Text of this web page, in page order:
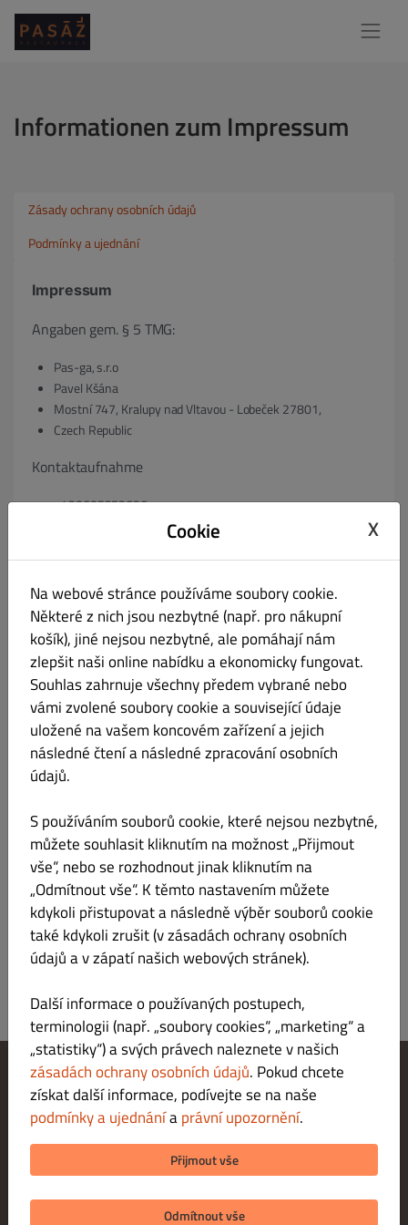
Informationen zum Impressum
Zásady ochrany osobních údajů
Podmínky a ujednání
Impressum
Angaben gem. § 5 TMG:
Pas-ga, s.r.o
Pavel Kšána
Mostní 747, Kralupy nad Vltavou - Lobeček 27801,
Czech Republic
Kontaktaufnahme
+420605253626
pasaz.gastro@seznam.cz
ggf. Registergericht & Registernummer
27174832
ggf. Umsatzsteuer-Identifikationsnummer gem. § 27 a
Umsatzsteuergesetz:
VAT: 27174832
ggf. Geschäftsführer:
Verantwortlicher gemäß § 55 Abs.2 RStV
Plattform der EU-Kommission zur Online-
Streitbeilegung:
https://ec.europa.eu/consumers/odr/main/index.cfm
Změnit nastavení souborů cookie
Kontaktuj nás
Zásady ochrany osobních údajů
Podmínky a ujednání
Právní upozornění
METODY PLATBY PŘI VYZVEDNUTÍ
Cookie X
Na webové stránce používáme soubory cookie.
Některé z nich jsou nezbytné (např. pro nákupní
košík), jiné nejsou nezbytné, ale pomáhají nám
zlepšit naši online nabídku a ekonomicky fungovat.
Souhlas zahrnuje všechny předem vybrané nebo
vámi zvolené soubory cookie a související údaje
uložené na vašem koncovém zařízení a jejich
následné čtení a následné zpracování osobních
údajů.
S používáním souborů cookie, které nejsou nezbytné,
můžete souhlasit kliknutím na možnost „Přijmout
vše“, nebo se rozhodnout jinak kliknutím na
„Odmítnout vše“. K těmto nastavením můžete
kdykoli přistupovat a následně výběr souborů cookie
také kdykoli zrušit (v zásadách ochrany osobních
údajů a v zápatí našich webových stránek).
Další informace o používaných postupech,
terminologii (např. „soubory cookies“, „marketing“ a
„statistiky“) a svých právech naleznete v našich
zásadách ochrany osobních údajů. Pokud chcete
získat další informace, podívejte se na naše
podmínky a ujednáníaprávní upozornění.
Přijmout vše
Odmítnout vše